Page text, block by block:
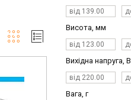
Висота, мм
Вихідна напруга, В
Вага, г